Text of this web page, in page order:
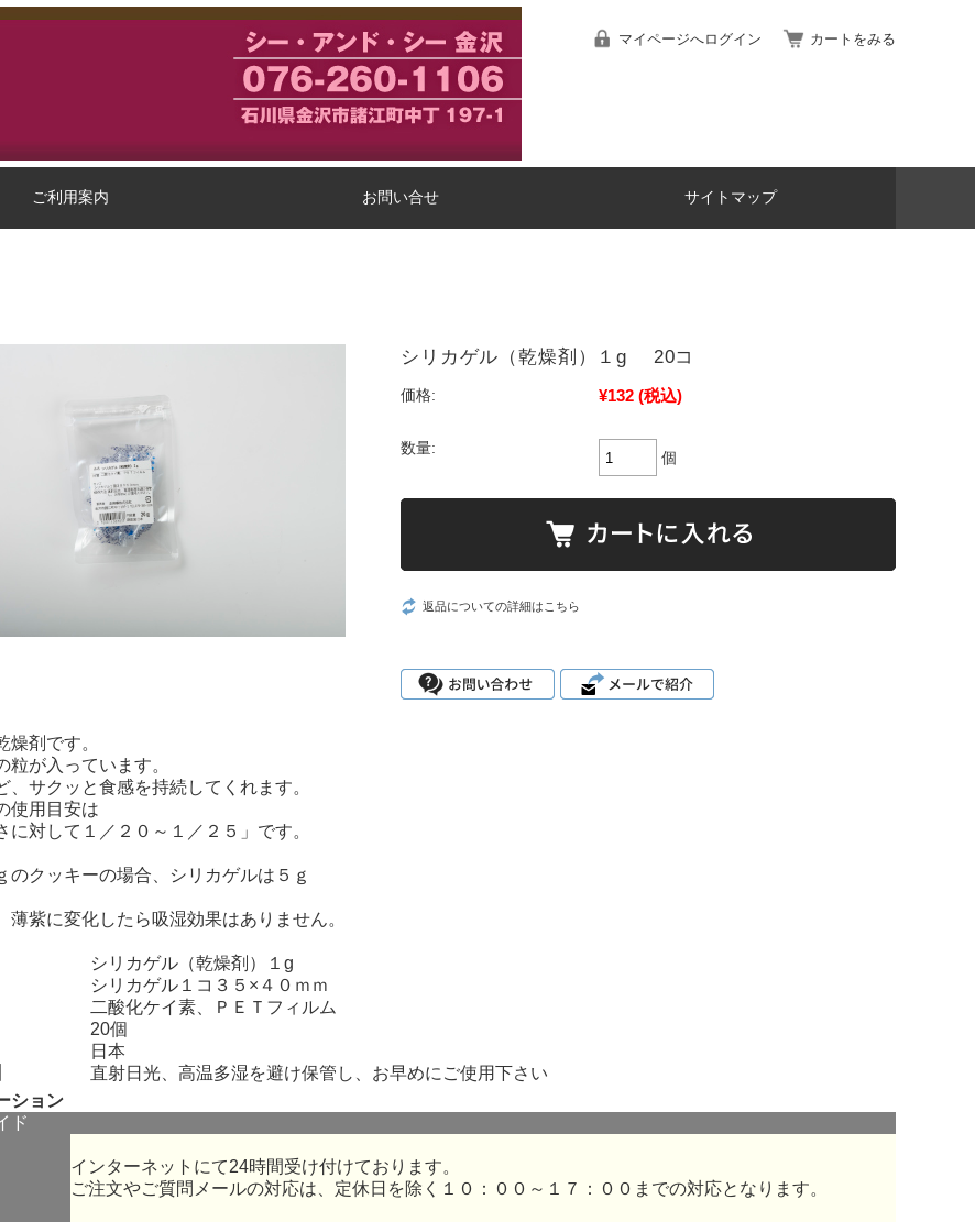
マイページへログイン カートをみる
ご利用案内 お問い合せ サイトマップ
シリカゲル（乾燥剤）１g 20コ
価格: ¥132 (税込)
数量:
個
返品についての詳細はこちら
燥剤です。
粒が入っています。
、サクッと食感を持続してくれます。
使用目安は
に対して１／２０～１／２５」です。
のクッキーの場合、シリカゲルは５ｇ
薄紫に変化したら吸湿効果はありません。
シリカゲル（乾燥剤）１g
シリカゲル１コ３５×４０ｍｍ
二酸化ケイ素、ＰＥＴフィルム
20個
日本
直射日光、高温多湿を避け保管し、お早めにご使用下さい
ション
ド
インターネットにて24時間受け付けております。
ご注文やご質問メールの対応は、定休日を除く１０：００～１７：００までの対応となります。